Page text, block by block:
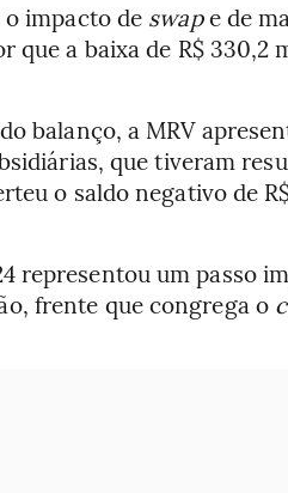
impacto de swape de
que a baixa de R$ 330,2
balanço, a MRV
que tiveram
o saldo negativo de
representou um passo
frente que congrega o